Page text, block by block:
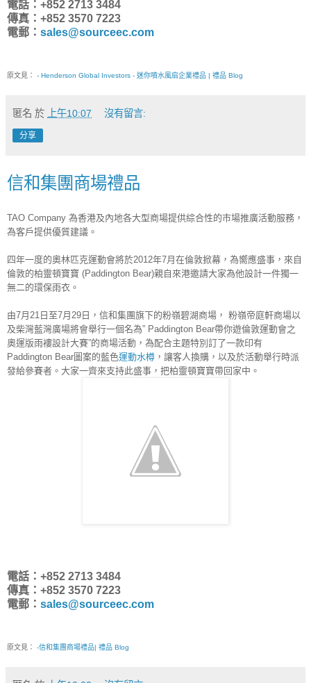
電話：+852 2713 3484
傳真：+852 3570 7223
電郵： sales@sourceec.com
原文見： - Henderson Global Investors - 迷你噴水風扇企業禮品 | 禮品 Blog
匿名 於 上午10:07 沒有留言:
分享
信和集團商場禮品
TAO Company 為香港及內地各大型商場提供綜合性的市場推廣活動服務，
為客戶提供優質建議。
四年一度的奧林匹克運動會將於2012年7月在倫敦掀幕，為嚮應盛事，來自
倫敦的柏靈頓寶寶 (Paddington Bear)親自來港邀請大家為他設計一件獨一
無二的環保雨衣。
由7月21日至7月29日，信和集團旗下的粉嶺碧湖商場， 粉嶺帝庭軒商場以
及柴灣藍灣廣場將會舉行一個名為” Paddington Bear帶你遊倫敦運動會之
奧運版雨褸設計大賽”的商場活動，為配合主題特別訂了一款印有
Paddington Bear圖案的藍色運動水樽 ，讓客人換購，以及於活動舉行時派
發給參賽者。大家一齊來支持此盛事，把柏靈頓寶寶帶回家中。
電話：+852 2713 3484
傳真：+852 3570 7223
電郵： sales@sourceec.com
原文見： -信和集團商場禮品| 禮品 Blog